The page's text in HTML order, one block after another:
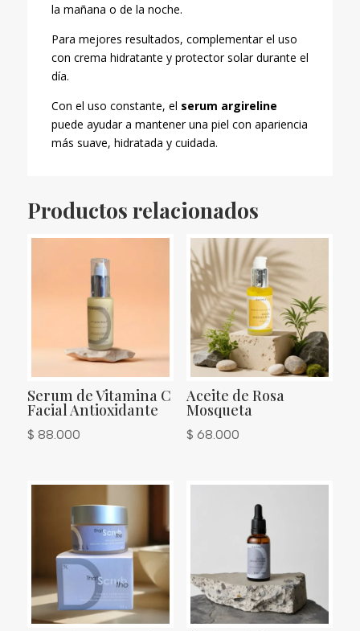
la mañana o de la noche.
Para mejores resultados, complementar el uso
con crema hidratante y protector solar durante el
día.
Con el uso constante, el serum argireline
puede ayudar a mantener una piel con apariencia
más suave, hidratada y cuidada.
Productos relacionados
Serum de Vitamina C
Facial Antioxidante
$ 88.000
Aceite de Rosa
Mosqueta
$ 68.000